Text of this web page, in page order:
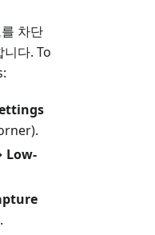
차단
다. To
Low-